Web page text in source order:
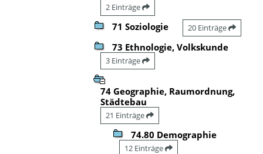
2 Einträge
71 Soziologie 20 Einträge
73 Ethnologie, Volkskunde
3 Einträge
74 Geographie, Raumordnung,
Städtebau
21 Einträge
74.80 Demographie
12 Einträge